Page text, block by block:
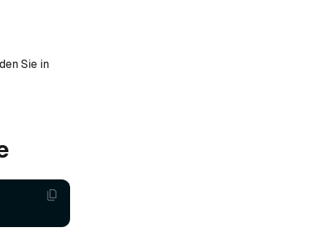
Sie in